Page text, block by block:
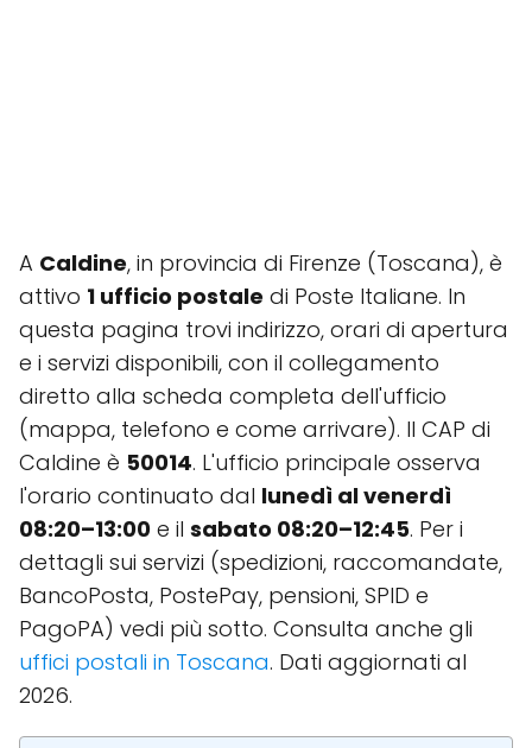
A Caldine, in provincia di Firenze (Toscana), è
attivo 1 ufficio postale di Poste Italiane. In
questa pagina trovi indirizzo, orari di apertura
e i servizi disponibili, con il collegamento
diretto alla scheda completa dell'ufficio
(mappa, telefono e come arrivare). Il CAP di
Caldine è 50014. L'ufficio principale osserva
l'orario continuato dal lunedì al venerdì
08:20–13:00 e il sabato 08:20–12:45. Per i
dettagli sui servizi (spedizioni, raccomandate,
BancoPosta, PostePay, pensioni, SPID e
PagoPA) vedi più sotto. Consulta anche gli
uffici postali in Toscana. Dati aggiornati al
2026.